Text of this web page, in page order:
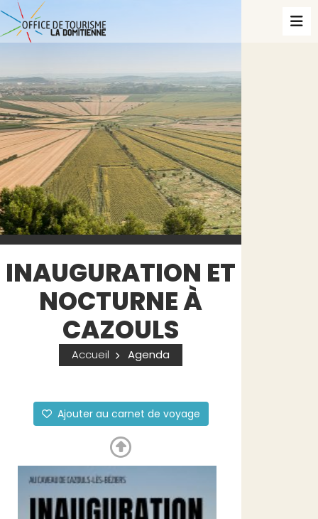
INAUGURATION ET
NOCTURNE À
CAZOULS
Accueil Agenda
Ajouter au carnet de voyage